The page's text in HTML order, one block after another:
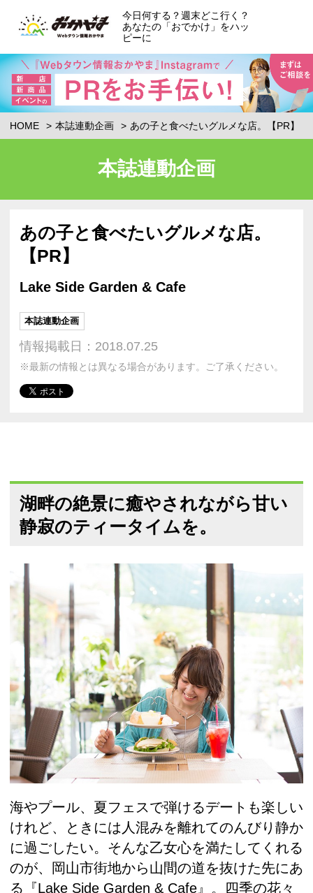
今日何する？週末どこ行く？
あなたの「おでかけ」をハッ
ピーに
HOME 本誌連動企画 あの子と食べたいグルメな店。【PR】
本誌連動企画
あの子と食べたいグルメな店。
【PR】
Lake Side Garden & Cafe
本誌連動企画
情報掲載日：2018.07.25
※最新の情報とは異なる場合があります。ご了承ください。
湖畔の絶景に癒やされながら甘い
静寂のティータイムを。
海やプール、夏フェスで弾けるデートも楽しい
けれど、ときには人混みを離れてのんびり静か
に過ごしたい。そんな乙女心を満たしてくれる
のが、岡山市街地から山間の道を抜けた先にあ
る『Lake Side Garden & Cafe』。四季の花々